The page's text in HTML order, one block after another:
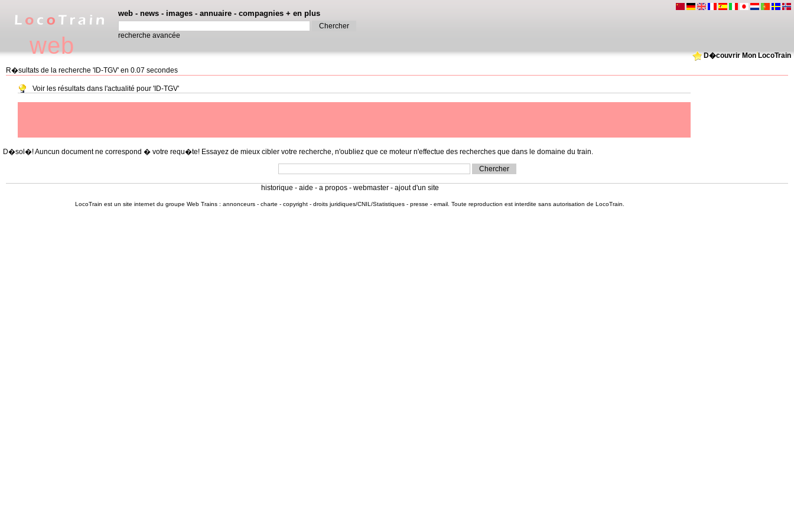
web
web - news - images - annuaire - compagnies + en plus
recherche avancée
R�sultats de la recherche 'ID-TGV' en 0.07 secondes
Voir les résultats dans l'actualité pour 'ID-TGV'
D�sol�! Auncun document ne correspond � votre requ�te! Essayez de mieux cibler votre recherche, n'oubliez que ce moteur n'effectue des recherches que dans le domaine du train.
historique - aide - a propos- webmaster- ajout d'un site
LocoTrain est un site internet du groupe Web Trains : annonceurs - charte - copyright - droits juridiques/CNIL/Statistiques - presse - email . Toute reproduction est interdite sans autorisation de LocoTrain.
D�couvrir Mon LocoTrain